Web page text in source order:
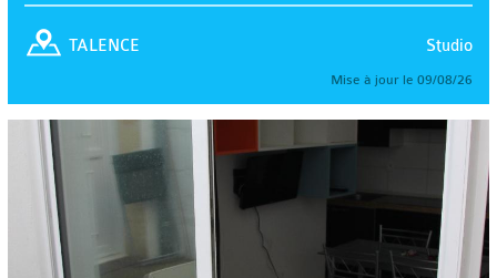
Studio
TALENCE
Mise à jour le 09/08/26